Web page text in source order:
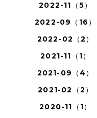
2022-11（5）
2022-09（16）
2022-02（2）
2021-11（1）
2021-09（4）
2021-02（2）
2020-11（1）